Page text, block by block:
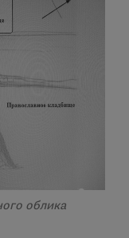
облика